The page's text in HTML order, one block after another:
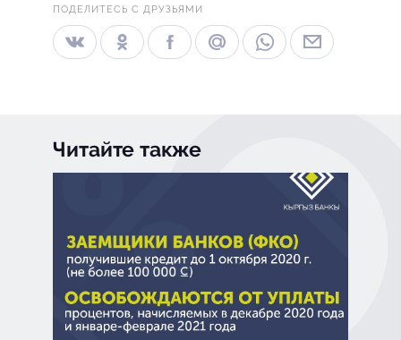
ПОДЕЛИТЕСЬ С ДРУЗЬЯМИ
Читайте также